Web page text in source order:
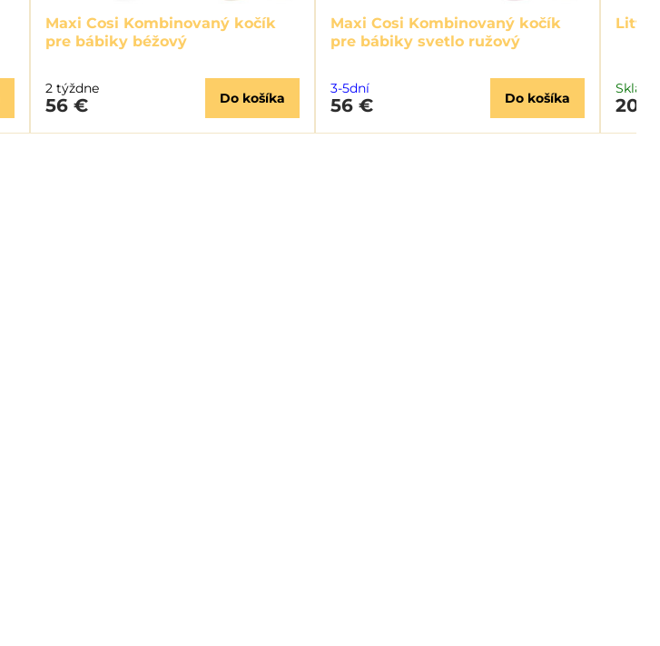
Maxi Cosi Kombinovaný kočík
pre bábiky béžový
2 týždne
56 € Do košíka
Maxi Cosi Kombinovaný kočík
pre bábiky svetlo ružový
3-5dní
56 € Do košíka
Little
20 €